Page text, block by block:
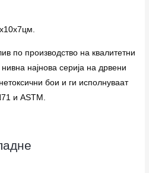
по производство на квалитетни
најнова серија на дрвени
бои и ги исполнуваат
и ASTM.